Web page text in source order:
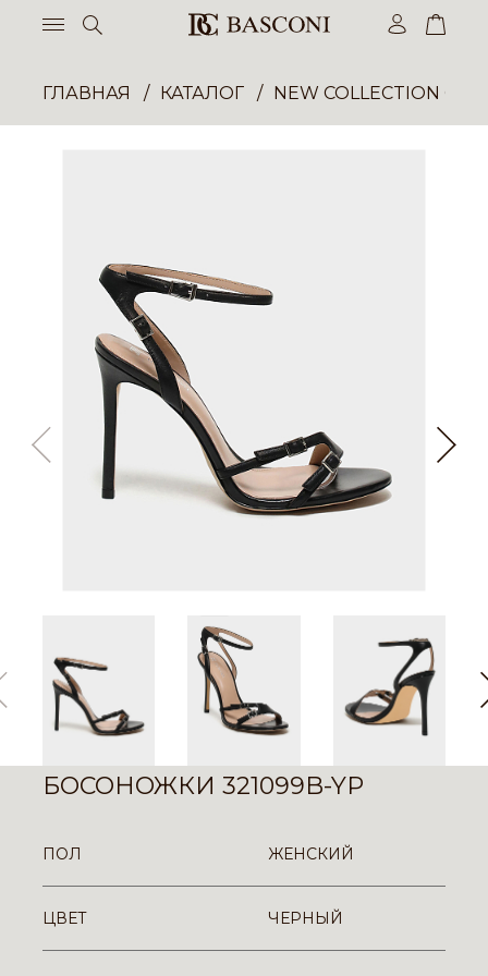
ГЛАВНАЯ КАТАЛОГ NEW COLLECTION
БОСОНОЖКИ 321099B-YP
ПОЛ ЖЕНСКИЙ
ЦВЕТ ЧЕРНЫЙ